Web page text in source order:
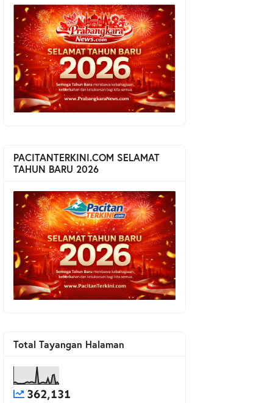
PACITANTERKINI.COM SELAMAT
TAHUN BARU 2026
Total Tayangan Halaman
362,131